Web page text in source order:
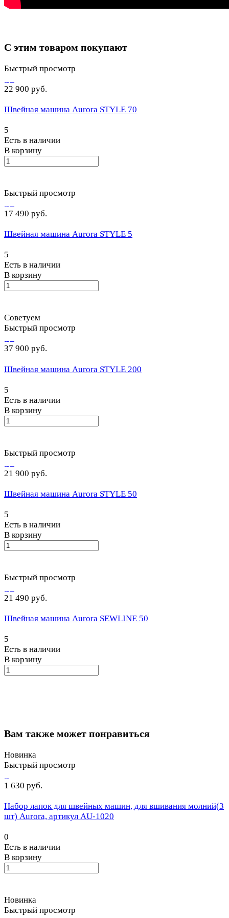
С этим товаром покупают
Быстрый просмотр
22 900 руб.
Швейная машина Aurora STYLE 70
5
Есть в наличии
В корзину
Быстрый просмотр
17 490 руб.
Швейная машина Aurora STYLE 5
5
Есть в наличии
В корзину
Советуем
Быстрый просмотр
37 900 руб.
Швейная машина Aurora STYLE 200
5
Есть в наличии
В корзину
Быстрый просмотр
21 900 руб.
Швейная машина Aurora STYLE 50
5
Есть в наличии
В корзину
Быстрый просмотр
21 490 руб.
Швейная машина Aurora SEWLINE 50
5
Есть в наличии
В корзину
Вам также может понравиться
Новинка
Быстрый просмотр
1 630 руб.
Набор лапок для швейных машин, для вшивания молний(3
шт) Aurora, артикул AU-1020
0
Есть в наличии
В корзину
Новинка
Быстрый просмотр